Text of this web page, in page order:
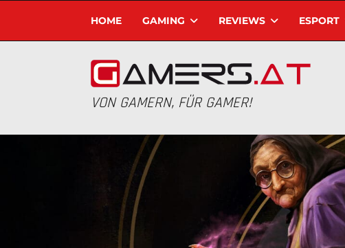
HOME GAMING REVIEWS ESPORT
VON GAMERN, FÜR GAMER!